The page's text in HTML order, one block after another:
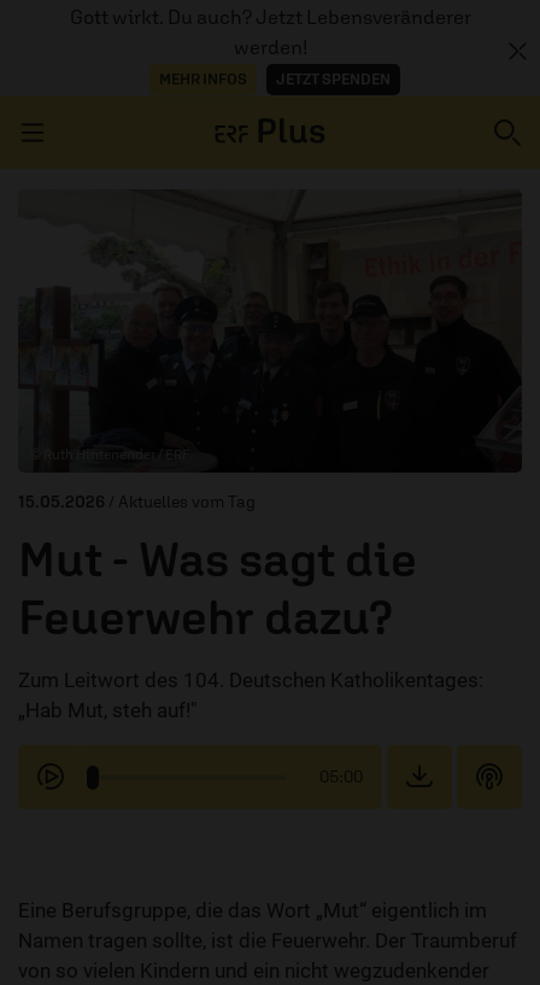
Gott wirkt. Du auch? Jetzt Lebensveränderer
werden!
MEHR INFOS JETZT SPENDEN
© Ruth Hintenender / ERF
15.05.2026 / Aktuelles vom Tag
Mut - Was sagt die
Feuerwehr dazu?
Zum Leitwort des 104. Deutschen Katholikentages:
„Hab Mut, steh auf!"
05:00
Eine Berufsgruppe, die das Wort „Mut“ eigentlich im
Namen tragen sollte, ist die Feuerwehr. Der Traumberuf
von so vielen Kindern und ein nicht wegzudenkender